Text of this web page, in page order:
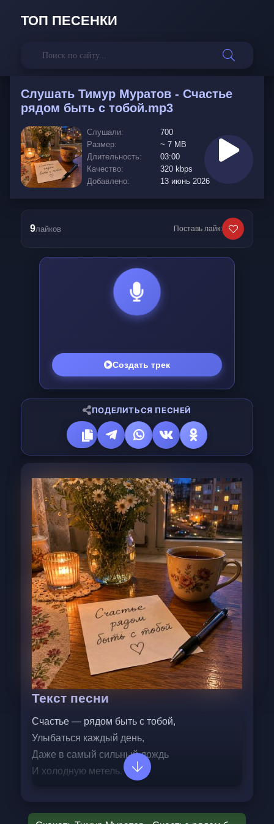
ТОП ПЕСЕНКИ
Слушать Тимур Муратов - Счастье
рядом быть с тобой.mp3
Слушали:
700
Размер:
~ 7 MB
Длительность:
03:00
Качество:
320 kbps
Добавлено:
13 июнь 2026
9лайков Поставь лайк:
Создай свой хит!
Создать трек
ПОДЕЛИТЬСЯ ПЕСНЕЙ
Текст песни
Счастье — рядом быть с тобой,
Улыбаться каждый день,
Даже в самый сильный дождь
И холодную метель.
Счастье — вместе сквозь года.